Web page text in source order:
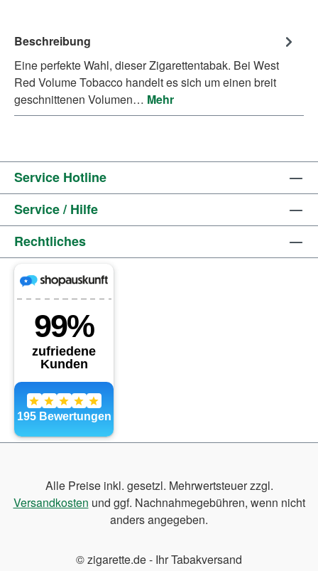
Beschreibung
Eine perfekte Wahl, dieser Zigarettentabak. Bei West
Red Volume Tobacco handelt es sich um einen breit
geschnittenen Volumen… Mehr
Service Hotline
Service / Hilfe
Rechtliches
Alle Preise inkl. gesetzl. Mehrwertsteuer zzgl.
Versandkosten und ggf. Nachnahmegebühren, wenn nicht
anders angegeben.
© zigarette.de - Ihr Tabakversand